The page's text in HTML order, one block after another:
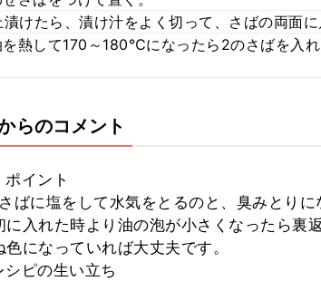
けたら、漬け汁をよく切って、さばの両面に
を熱して170～180℃になったら2のさばを入
らのコメント
イント
ばに塩をして水気をとるのと、臭みとり
に入れた時より油の泡が小さくなったら裏
色になっていれば大丈夫です。
ピの生い立ち